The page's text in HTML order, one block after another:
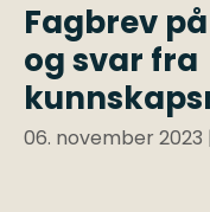
Fagbrev
og svar fra
06. november 2023